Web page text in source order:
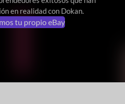
en realidad con Dokan.
tu propio eBay